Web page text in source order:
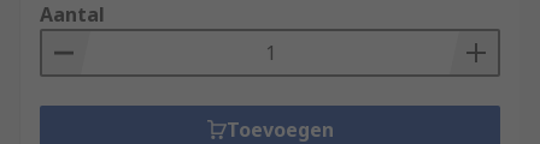
Aantal
Toevoegen